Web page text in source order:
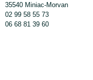
35540 Miniac-Morvan
02 99 58 55 73
06 68 81 39 60